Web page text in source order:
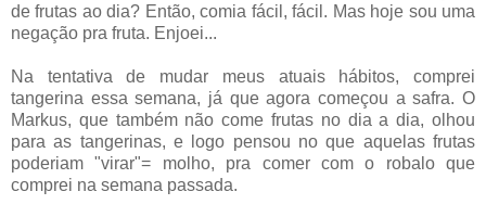
de frutas ao dia? Então, comia fácil, fácil. Mas hoje sou uma
negação pra fruta. Enjoei...
Na tentativa de mudar meus atuais hábitos, comprei
tangerina essa semana, já que agora começou a safra. O
Markus, que também não come frutas no dia a dia, olhou
para as tangerinas, e logo pensou no que aquelas frutas
poderiam "virar"= molho, pra comer com o robalo que
comprei na semana passada.